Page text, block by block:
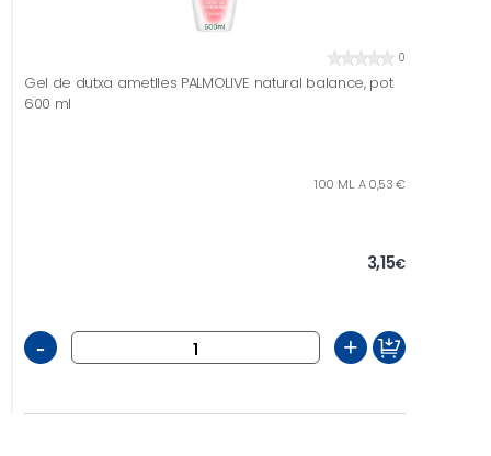
0
Gel de dutxa ametlles PALMOLIVE natural balance, pot
600 ml
100 ML. A 0,53 €
3,15€
- +